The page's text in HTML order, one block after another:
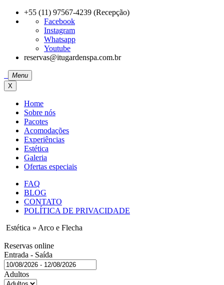
+55 (11) 97567-4239 (Recepção)
Facebook
Instagram
Whatsapp
Youtube
reservas@itugardenspa.com.br
Menu
X
Home
Sobre nós
Pacotes
Acomodações
Experiências
Estética
Galeria
Ofertas especiais
FAQ
BLOG
CONTATO
POLÍTICA DE PRIVACIDADE
Estética » Arco e Flecha
Reservas online
Entrada - Saída
Adultos